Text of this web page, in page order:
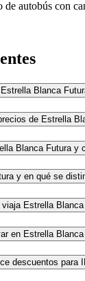
de autobús con
Blanca
de Estrella
Blanca Futura y
y en qué se
Estrella
en Estrella
descuentos para